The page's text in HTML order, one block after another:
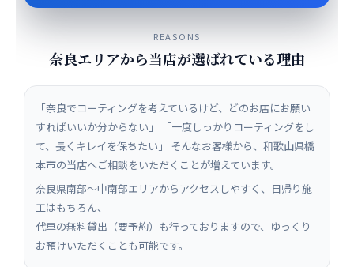
REASONS
奈良エリアから当店が選ばれている理由
「奈良でコーティングを考えているけど、どのお店にお願い
すればいいか分からない」 「一度しっかりコーティングをし
て、長くキレイを保ちたい」 そんなお客様から、和歌山県橋
本市の当店へご相談をいただくことが増えています。
奈良県南部〜中南部エリアからアクセスしやすく、日帰り施
工はもちろん、
代車の無料貸出（要予約）も行っておりますので、ゆっくり
お預けいただくことも可能です。